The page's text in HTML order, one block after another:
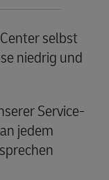
selbst
niedrig und
Service-
jedem